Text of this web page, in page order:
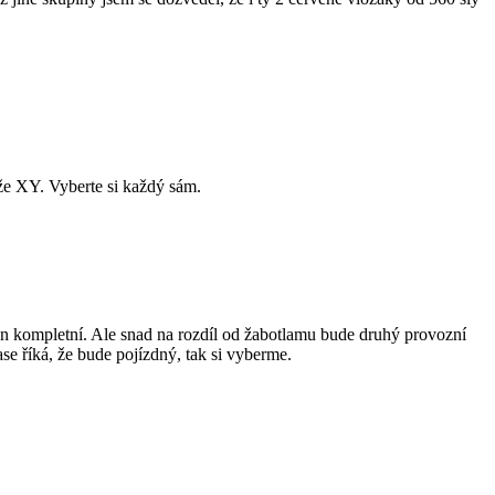
XY. Vyberte si každý sám.
kompletní. Ale snad na rozdíl od žabotlamu bude druhý provozní
říká, že bude pojízdný, tak si vyberme.